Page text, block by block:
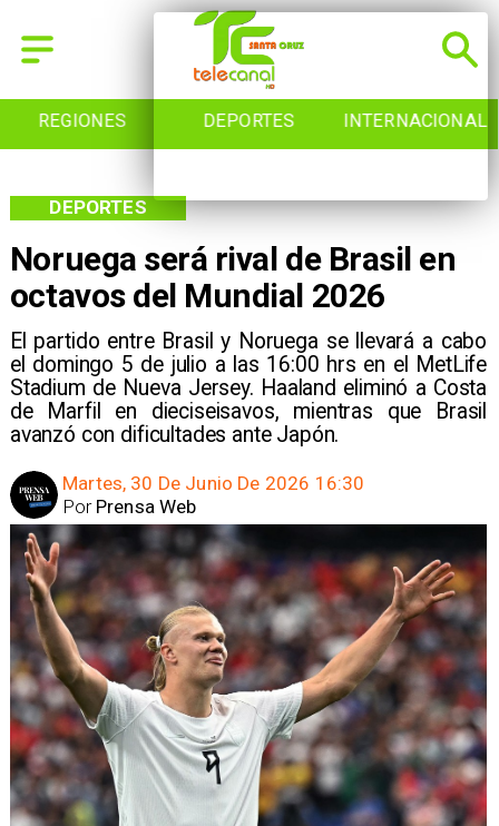
REGIONES DEPORTES INTERNACIONAL
Noruega será rival de Brasil en
octavos del Mundial 2026
El partido entre Brasil y Noruega se llevará a cabo
el domingo 5 de julio a las 16:00 hrs en el MetLife
Stadium de Nueva Jersey. Haaland eliminó a Costa
de Marfil en dieciseisavos, mientras que Brasil
avanzó con dificultades ante Japón.
DEPORTES
Martes, 30 De Junio De 2026 16:30
Prensa Web
Por